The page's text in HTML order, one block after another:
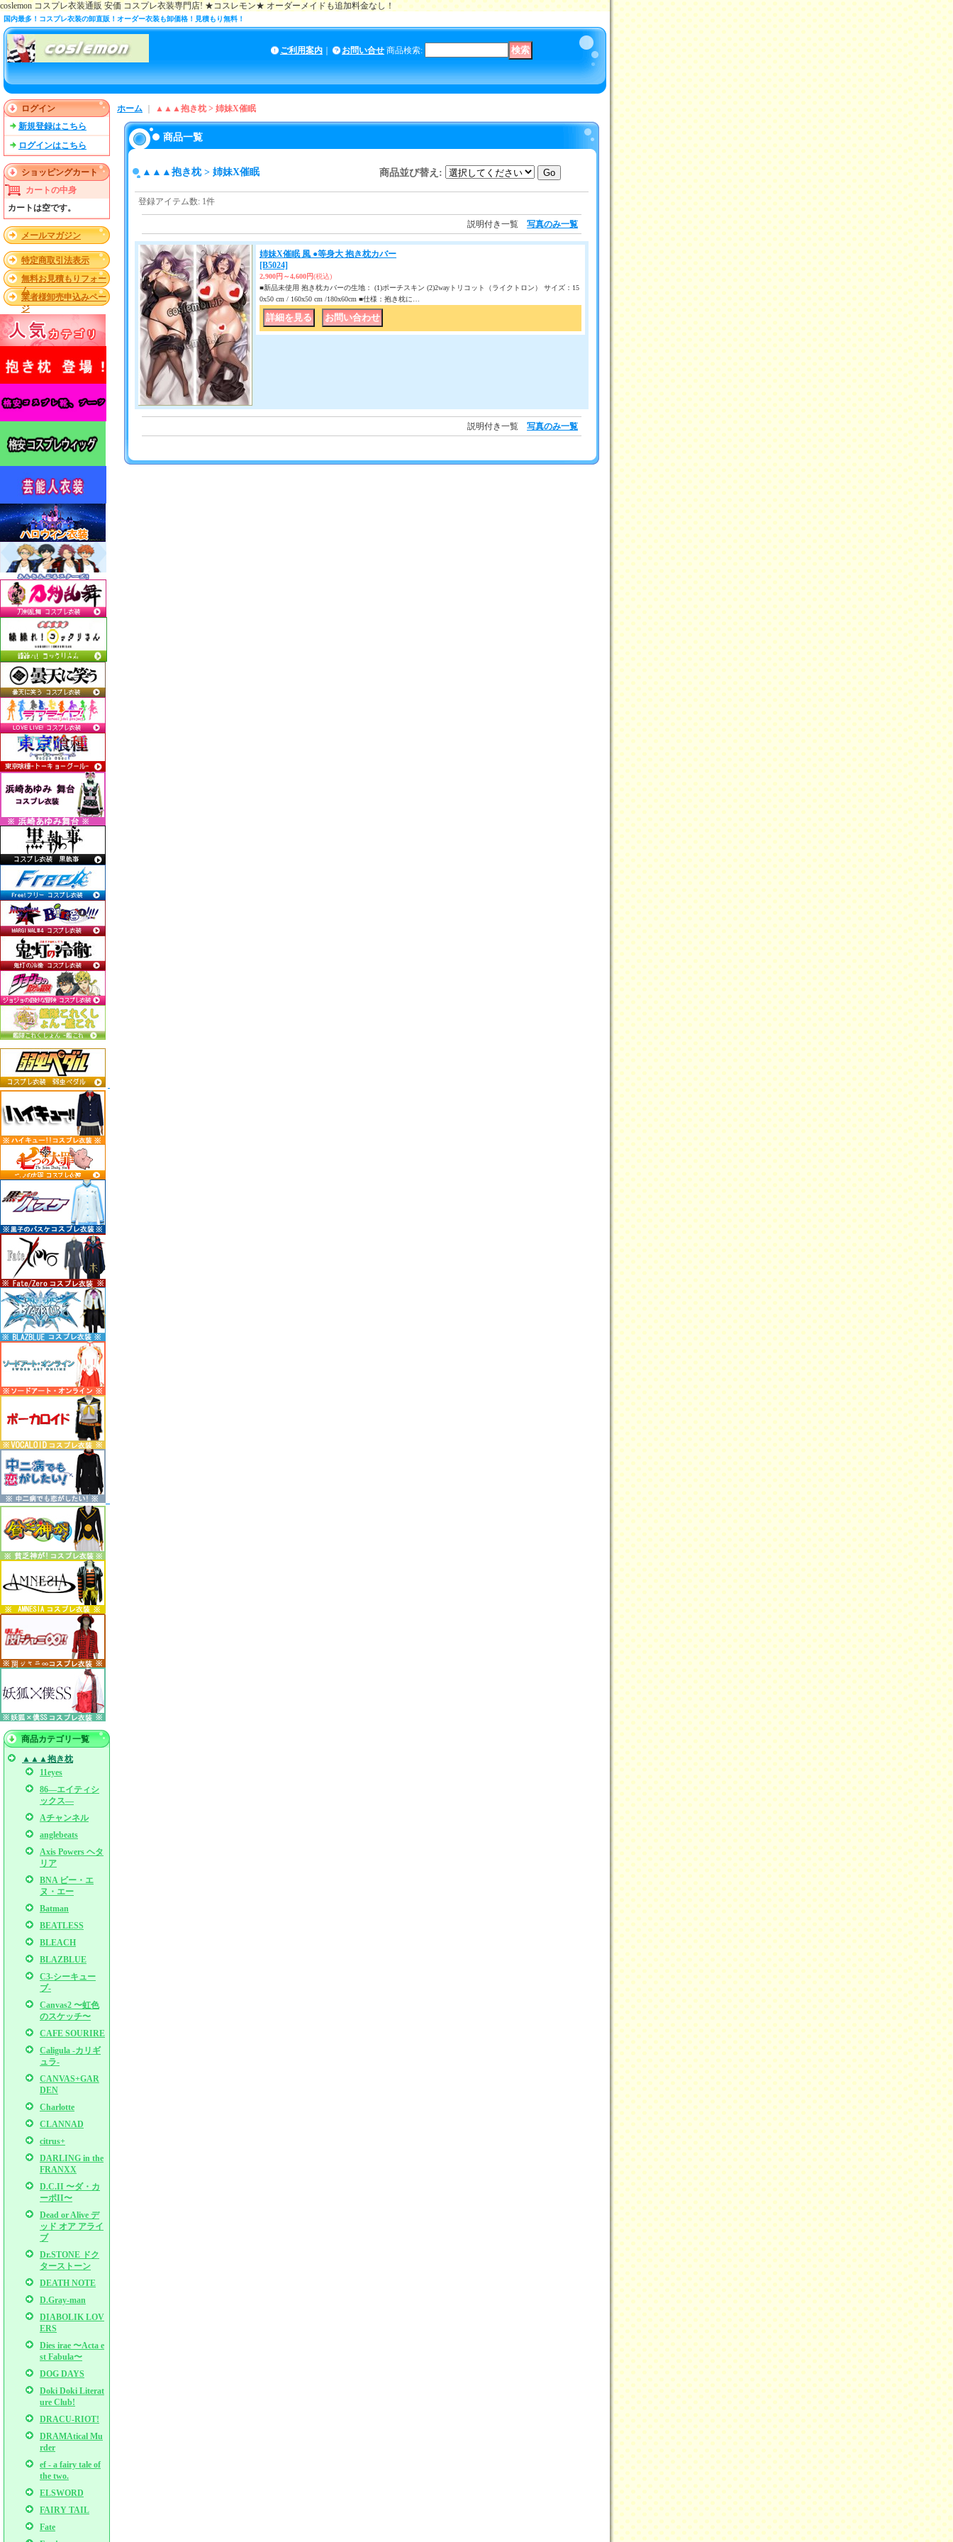
coslemon コスプレ衣装通販 安価 コスプレ衣装専門店! ★コスレモン★ オーダーメイドも追加料金なし！
国内最多！コスプレ衣装の卸直販！オーダー衣装も卸価格！見積もり無料！
ご利用案内 お問い合せ 商品検索:
ログイン
新規登録はこちら
ログインはこちら
ショッピングカート
カートの中身
カートは空です。
メールマガジン
特定商取引法表示
無料お見積もりフォー
ム
業者様卸売申込みペー
ジ
商品カテゴリ一覧
▲▲▲抱き枕
11eyes
86―エイティシ
ックス―
Aチャンネル
anglebeats
Axis Powers ヘタ
リア
BNA ビー・エ
ヌ・エー
Batman
BEATLESS
BLEACH
BLAZBLUE
C3-シーキュー
ブ-
Canvas2 〜虹色
のスケッチ〜
CAFE SOURIRE
Caligula -カリギ
ュラ-
CANVAS+GAR
DEN
Charlotte
CLANNAD
citrus+
DARLING in the
FRANXX
D.C.II 〜ダ・カ
ーポII〜
Dead or Alive デ
ッド オア アライ
ブ
Dr.STONE ドク
ターストーン
DEATH NOTE
D.Gray-man
DIABOLIK LOV
ERS
Dies irae 〜Acta e
st Fabula〜
DOG DAYS
Doki Doki Literat
ure Club!
DRACU-RIOT!
DRAMAtical Mu
rder
ef - a fairy tale of
the two.
ELSWORD
FAIRY TAIL
Fate
ホーム ▲▲▲抱き枕 > 姉妹X催眠
商品一覧
▲▲▲抱き枕 > 姉妹X催眠 商品並び替え :
登録アイテム数: 1件
説明付き一覧 写真のみ一覧
姉妹X催眠 風 ●等身大 抱き枕カバー
[B5024]
2,900円～4,600円(税込)
■新品未使用 抱き枕カバーの生地： (1)ポーチスキン (2)2wayトリコット（ライクトロン） サイズ：15
0x50 cm / 160x50 cm /180x60cm ■仕様：抱き枕に…
説明付き一覧 写真のみ一覧